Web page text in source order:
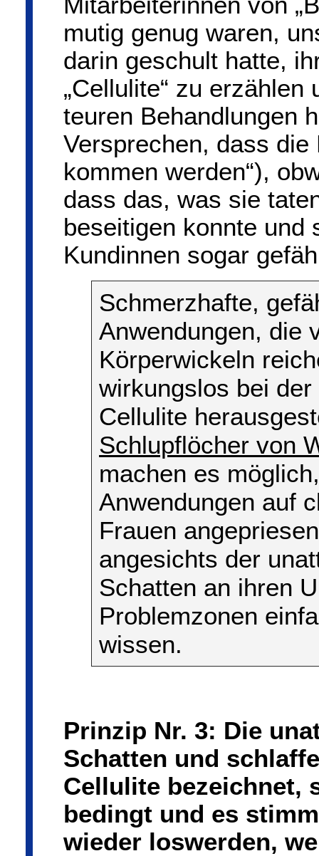
mutig genug waren,
darin geschult hatte,
„Cellulite“ zu
teuren Behandlungen
Versprechen, dass die
kommen werden“),
dass das, was sie
beseitigen konnte und
Kundinnen sogar
Schmerzhafte,
Anwendungen, die
Körperwickeln
wirkungslos bei
Cellulite
Schlupflöcher von
machen es
Anwendungen auf
Frauen
angesichts der
Schatten an ihren
Problemzonen
wissen.
Prinzip Nr. 3: Die
Schatten und
Cellulite bezeichnet,
bedingt und es
wieder loswerden,